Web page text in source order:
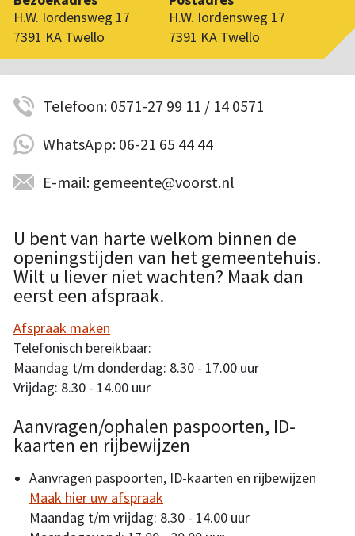
H.W. Iordensweg 17
7391 KA Twello
H.W. Iordensweg 17
7391 KA Twello
Telefoon: 0571-27 99 11 / 14 0571
WhatsApp: 06-21 65 44 44
E-mail: gemeente@voorst.nl
U bent van harte welkom binnen de
openingstijden van het gemeentehuis.
Wilt u liever niet wachten? Maak dan
eerst een afspraak.
Afspraak maken
Telefonisch bereikbaar:
Maandag t/m donderdag: 8.30 - 17.00 uur
Vrijdag: 8.30 - 14.00 uur
Aanvragen/ophalen paspoorten, ID-
kaarten en rijbewijzen
Aanvragen paspoorten, ID-kaarten en rijbewijzen
Maak hier uw afspraak
Maandag t/m vrijdag: 8.30 - 14.00 uur